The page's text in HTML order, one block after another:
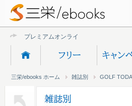
プレミアムオンライン新規受
三栄/ebooks ホーム 雑誌別 GOLF